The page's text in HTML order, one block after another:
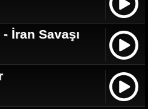
İran Savaşı